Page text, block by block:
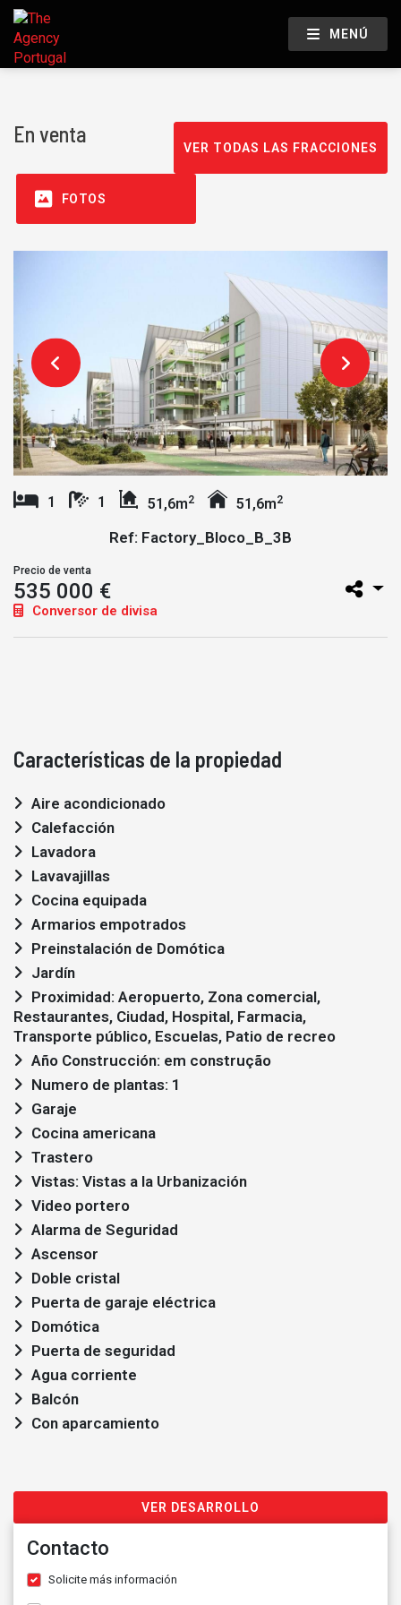
MENÚ
En venta
VER TODAS LAS FRACCIONES
FOTOS
1 1 51,6m2 51,6m2
Ref: Factory_Bloco_B_3B
Precio de venta
535 000 €
Conversor de divisa
Características de la propiedad
Aire acondicionado
Calefacción
Lavadora
Lavavajillas
Cocina equipada
Armarios empotrados
Preinstalación de Domótica
Jardín
Restaurantes, Ciudad, Hospital, Farmacia,
Transporte público, Escuelas, Patio de recreo
Año Construcción: em construção
Numero de plantas: 1
Garaje
Cocina americana
Trastero
Vistas: Vistas a la Urbanización
Video portero
Alarma de Seguridad
Ascensor
Doble cristal
Puerta de garaje eléctrica
Domótica
Puerta de seguridad
Agua corriente
Balcón
Con aparcamiento
VER DESARROLLO
Contacto
Solicite más información